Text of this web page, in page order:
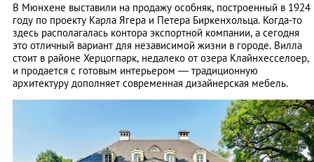
B Мюнхене выставили на прода­жу особняк, построенный в 1924
году по проекту Карла Ягера и Петера Биркенхольца. Когда-то
здесь располагалась контора экспортной компании, а сегодня
это отличный вариант для независимой жизни в городе. Вилла
стоит в райо­не Херцогпарк, недалеко от озера Клайнхесселоер,
и продается с готовым интерьером — ­традиционную
архитектуру дополняет современная дизай­нерская мебель.